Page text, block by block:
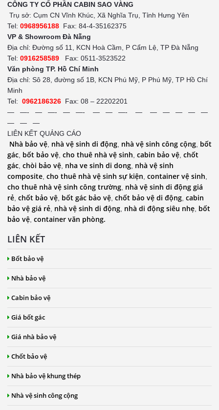
CÔNG TY CỔ PHẦN CABIN SAO VÀNG
Trụ sở: Cụm CN Vĩnh Khúc, Xã Nghĩa Trụ, Tỉnh Hưng Yên
Tel: 0968956188 Fax: 84-4-35162375
VP & Showroom Đà Nẵng
Địa chỉ: Đường số 11, KCN Hoà Cầm, P Cẩm Lệ, TP Đà Nẵng
Tel: 0916258589 Fax: 0511-3523522
Văn phòng TP. Hồ Chí Minh
Địa chỉ: Sô 28, đường số 1B, KCN Phú Mỹ, P Phú Mỹ, TP Hồ Chí
Minh
Tel: 0962186326 Fax: 08 – 22202201
— —- — —- — —- — — —- — — — — — —
— — —
LIÊN KẾT QUẢNG CÁO
Nhà bảo vệ, nhà vệ sinh di động, nhà vệ sinh công cộng, bốt
gác, bốt bảo vệ, cho thuê nhà vệ sinh, cabin bảo vệ, chốt
gác, chòi bảo vệ, nha ve sinh di dong, nhà vệ sinh
composite, cho thuê nhà vệ sinh sự kiện, container vệ sinh,
cho thuê nhà vệ sinh công trường, nhà vệ sinh di động giá
rẻ, chốt bảo vệ, bốt gác bảo vệ, chốt bảo vệ di động, cabin
bảo vệ giá rẻ, nhà vệ sinh di động, nhà di động siêu nhẹ, bốt
bảo vệ, container văn phòng.
LIÊN KẾT
Bốt bảo vệ
Nhà bảo vệ
Cabin bảo vệ
Giá bốt gác
Giá nhà bảo vệ
Chốt bảo vệ
Nhà bảo vệ khung thép
Nhà vệ sinh công cộng